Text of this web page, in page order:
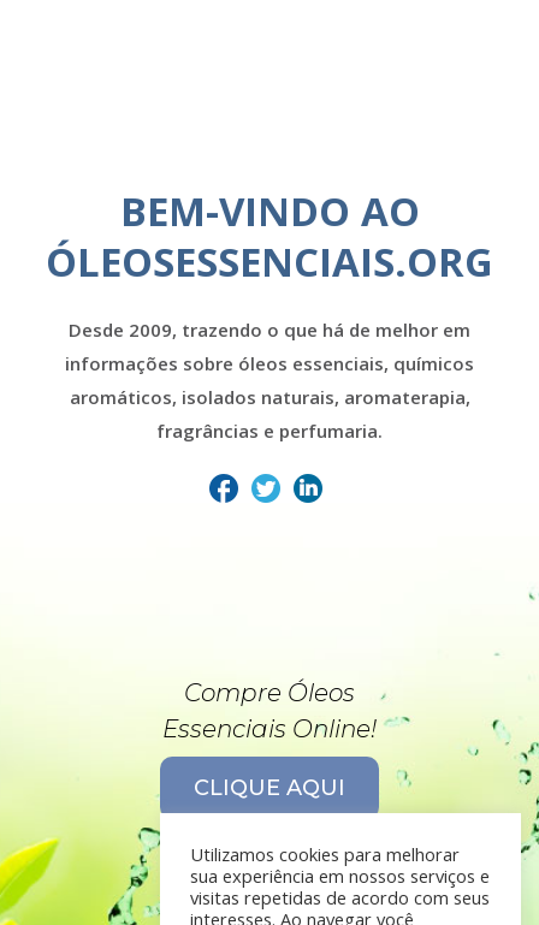
BEM-VINDO AO
ÓLEOSESSENCIAIS.ORG
Desde 2009, trazendo o que há de melhor em
informações sobre óleos essenciais, químicos
aromáticos, isolados naturais, aromaterapia,
fragrâncias e perfumaria.
Compre Óleos
Essenciais Online!
CLIQUE AQUI
Utilizamos cookies para melhorar
sua experiência em nossos serviços e
visitas repetidas de acordo com seus
interesses. Ao navegar você